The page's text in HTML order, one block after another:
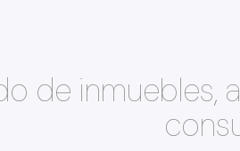
de inmuebles,